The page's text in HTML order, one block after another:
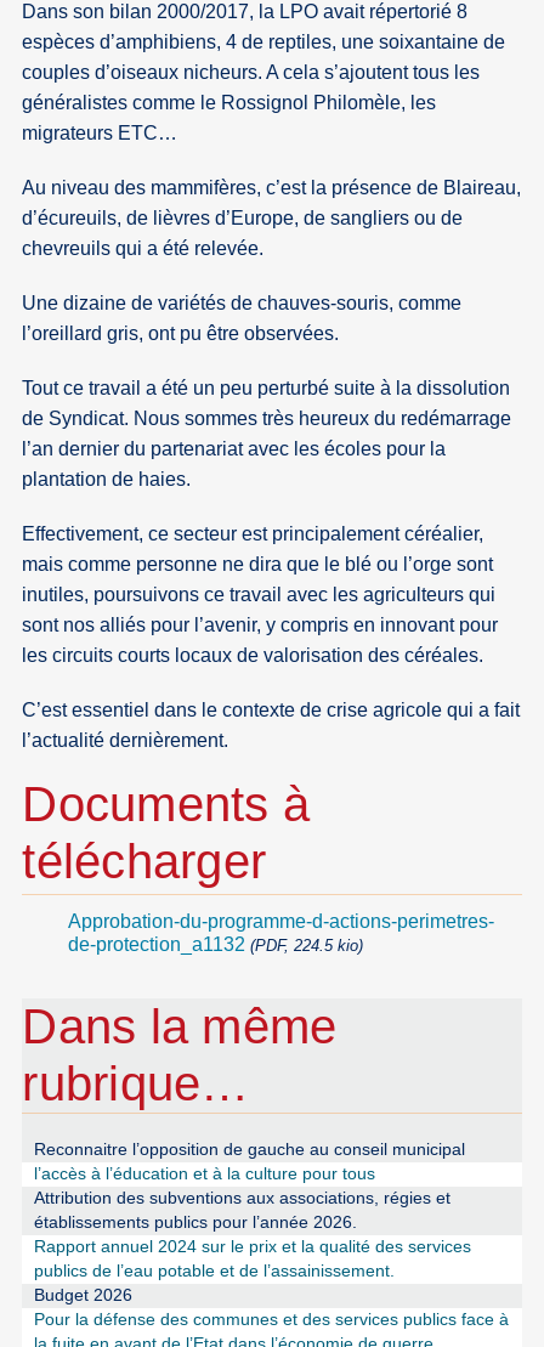
Dans son bilan 2000/2017, la LPO avait répertorié 8
espèces d’amphibiens, 4 de reptiles, une soixantaine de
couples d’oiseaux nicheurs. A cela s’ajoutent tous les
généralistes comme le Rossignol Philomèle, les
migrateurs ETC…
Au niveau des mammifères, c’est la présence de Blaireau,
d’écureuils, de lièvres d’Europe, de sangliers ou de
chevreuils qui a été relevée.
Une dizaine de variétés de chauves-souris, comme
l’oreillard gris, ont pu être observées.
Tout ce travail a été un peu perturbé suite à la dissolution
de Syndicat. Nous sommes très heureux du redémarrage
l’an dernier du partenariat avec les écoles pour la
plantation de haies.
Effectivement, ce secteur est principalement céréalier,
mais comme personne ne dira que le blé ou l’orge sont
inutiles, poursuivons ce travail avec les agriculteurs qui
sont nos alliés pour l’avenir, y compris en innovant pour
les circuits courts locaux de valorisation des céréales.
C’est essentiel dans le contexte de crise agricole qui a fait
l’actualité dernièrement.
Documents à
télécharger
Approbation-du-programme-d-actions-perimetres-
de-protection_a1132 (PDF, 224.5 kio)
Dans la même
rubrique…
Reconnaitre l’opposition de gauche au conseil municipal
l’accès à l’éducation et à la culture pour tous
Attribution des subventions aux associations, régies et
établissements publics pour l’année 2026.
Rapport annuel 2024 sur le prix et la qualité des services
publics de l’eau potable et de l’assainissement.
Budget 2026
Pour la défense des communes et des services publics face à